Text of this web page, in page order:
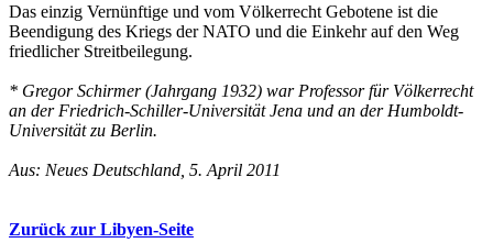
Das einzig Vernünftige und vom Völkerrecht Gebotene ist die
Beendigung des Kriegs der NATO und die Einkehr auf den Weg
friedlicher Streitbeilegung.
* Gregor Schirmer (Jahrgang 1932) war Professor für Völkerrecht
an der Friedrich-Schiller-Universität Jena und an der Humboldt-
Universität zu Berlin.
Aus: Neues Deutschland, 5. April 2011
Zurück zur Libyen-Seite